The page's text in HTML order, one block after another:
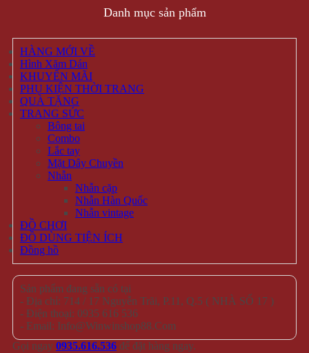
Danh mục sản phẩm
HÀNG MỚI VỀ
Hình Xăm Dán
KHUYẾN MÃI
PHỤ KIỆN THỜI TRANG
QUÀ TẶNG
TRANG SỨC
Bông tai
Combo
Lắc tay
Mặt Dây Chuyền
Nhẫn
Nhẫn cặp
Nhẫn Hàn Quốc
Nhẫn vintage
ĐỒ CHƠI
ĐỒ DÙNG TIỆN ÍCH
Đồng hồ
Sản phẩm đang sẵn có tại
- Địa chỉ: 714 / 17 Nguyễn Trãi, P.11, Q.5 ( NHÀ SỐ 17 )
- Điện thoại: 0935 616 536
- Email: Info@Winwinshop88.Com
Gọi ngay 0935.616.536 để đặt hàng ngay.